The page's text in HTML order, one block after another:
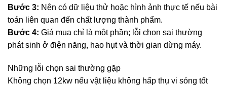
Bước 3: Nên có dữ liệu thử hoặc hình ảnh thực tế nếu bài
toán liên quan đến chất lượng thành phẩm.
Bước 4: Giá mua chỉ là một phần; lỗi chọn sai thường
phát sinh ở điện năng, hao hụt và thời gian dừng máy.
Những lỗi chọn sai thường gặp
Không chọn 12kw nếu vật liệu không hấp thụ vi sóng tốt